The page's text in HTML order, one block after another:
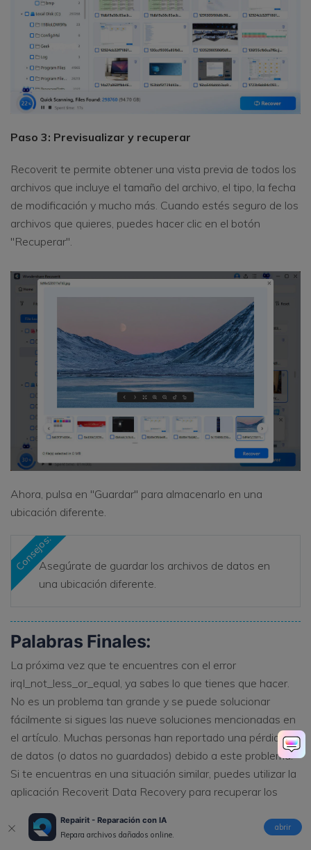
Repairit - Reparación con IA
Repara archivos dañados online.
abrir
Paso 3: Previsualizar y recuperar
Recoverit te permite obtener una vista previa de todos los
archivos que incluye el tamaño del archivo, el tipo, la fecha
de modificación y mucho más. Cuando estés seguro de los
archivos que quieres, puedes hacer clic en el botón
"Recuperar".
Ahora, pulsa en "Guardar" para almacenarlo en una
ubicación diferente.
Consejos:Asegúrate de guardar los archivos de datos en
una ubicación diferente.
Palabras Finales:
La próxima vez que te encuentres con el error
irql_not_less_or_equal, ya sabes lo que tienes que hacer.
No es un problema tan grande y se puede solucionar
fácilmente si sigues las nueve soluciones mencionadas en
el artículo. Muchas personas han reportado una pérdida
de datos (o datos no guardados) debido a este problema.
Si te encuentras en una situación similar, puedes utilizar la
aplicación Recoverit Data Recovery para recuperar los
datos perdidos.